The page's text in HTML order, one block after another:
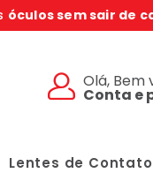
óculos sem sair de
Olá, Bem
Conta e
Lentes de Contato